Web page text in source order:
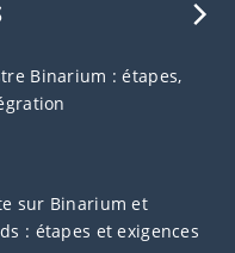
Binarium : étapes,
sur Binarium et
: étapes et exigences